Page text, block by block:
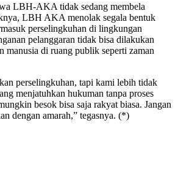
LBH-AKA tidak sedang membela
LBH AKA menolak segala bentuk
perselingkuhan di lingkungan
pelanggaran tidak bisa dilakukan
manusia di ruang publik seperti zaman
perselingkuhan, tapi kami lebih tidak
menjatuhkan hukuman tanpa proses
besok bisa saja rakyat biasa. Jangan
dengan amarah,” tegasnya. (*)